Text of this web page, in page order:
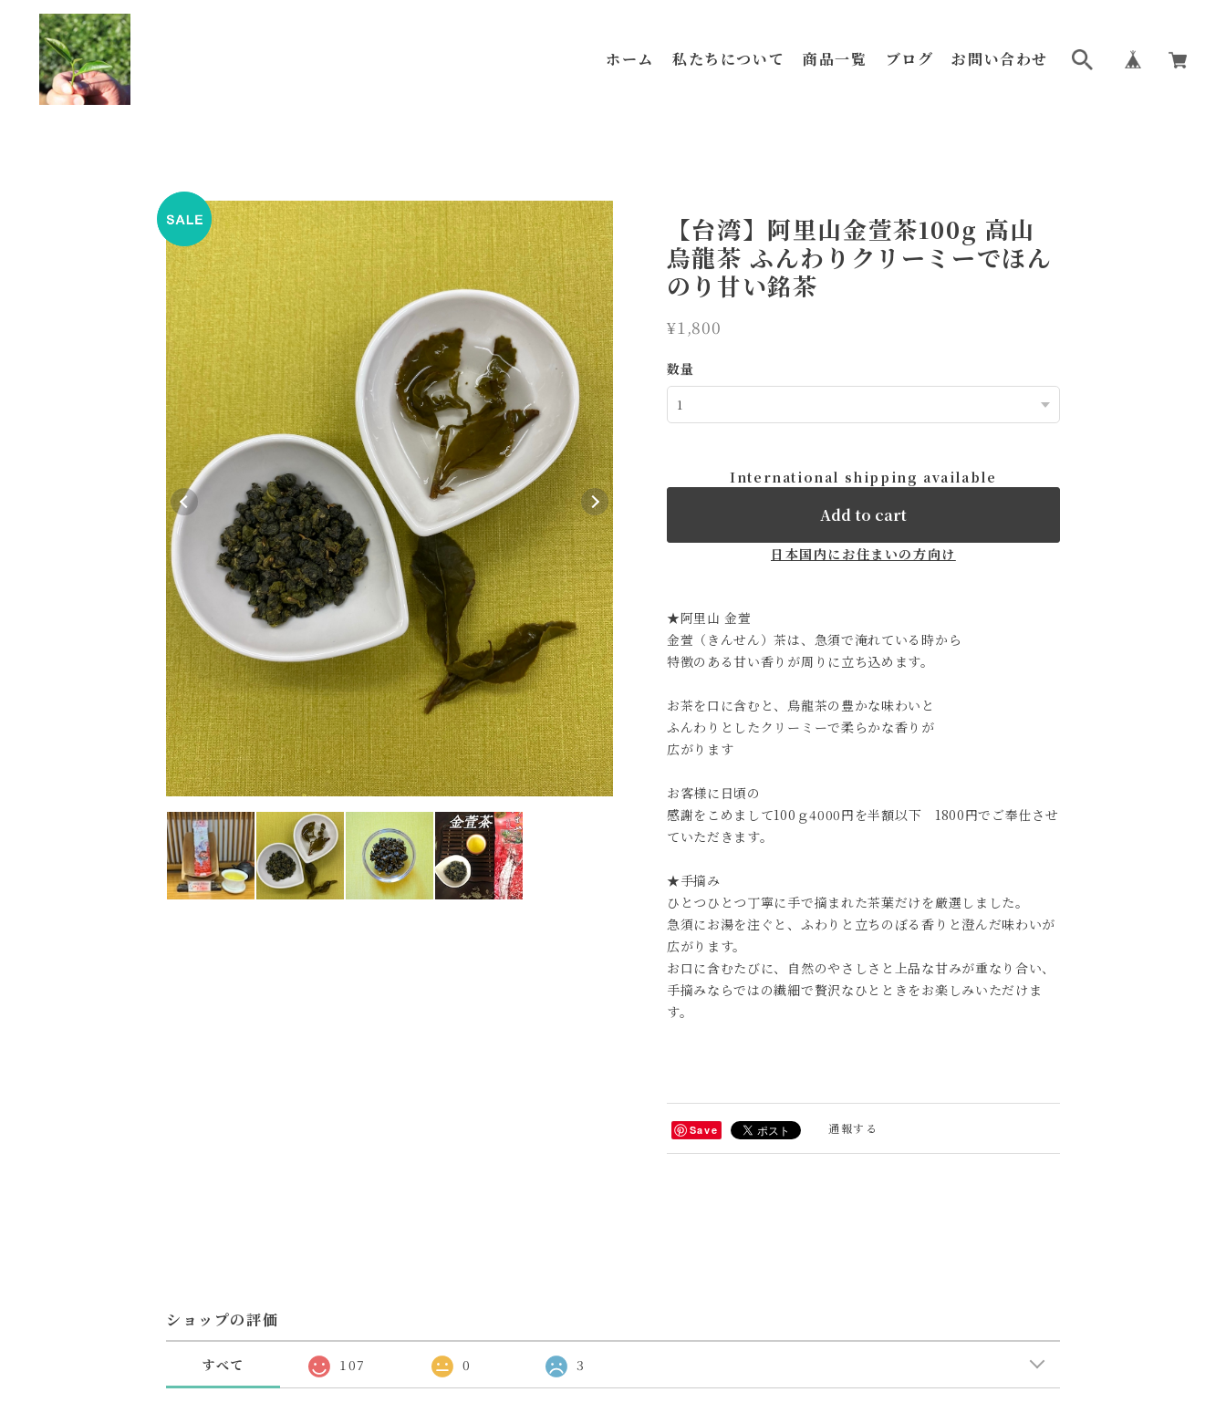
ホーム 私たちについて 商品一覧 ブログ お問い合わせ
【台湾】阿里山金萱茶100g 高山
烏龍茶 ふんわりクリーミーでほん
のり甘い銘茶
¥1,800
数量
International shipping available
Add to cart
日本国内にお住まいの方向け
★阿里山 金萱
金萱（きんせん）茶は、急須で淹れている時から
特徴のある甘い香りが周りに立ち込めます。
お茶を口に含むと、烏龍茶の豊かな味わいと
ふんわりとしたクリーミーで柔らかな香りが
広がります
お客様に日頃の
感謝をこめまして100ｇ4000円を半額以下 1800円でご奉仕させ
ていただきます。
★手摘み
ひとつひとつ丁寧に手で摘まれた茶葉だけを厳選しました。
急須にお湯を注ぐと、ふわりと立ちのぼる香りと澄んだ味わいが
広がります。
お口に含むたびに、自然のやさしさと上品な甘みが重なり合い、
手摘みならではの繊細で贅沢なひとときをお楽しみいただけま
す。
Save 通報する
ショップの評価
すべて 107 0 3